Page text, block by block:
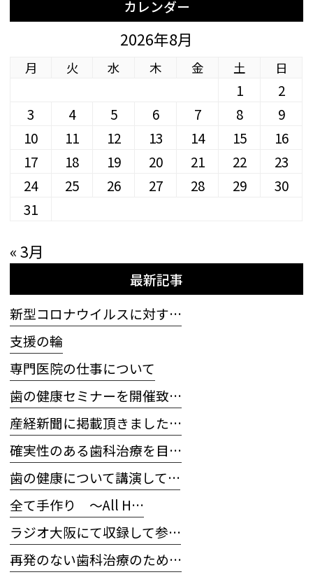
カレンダー
2026年8月
月 火 水 木 金 土 日
1
2
3
4 5 6 7 8
9
10
11 12 13 14 15
16
17
18 19 20 21 22
23
24
25 26 27 28 29
30
31
« 3月
最新記事
新型コロナウイルスに対す…
支援の輪
専門医院の仕事について
歯の健康セミナーを開催致…
産経新聞に掲載頂きました…
確実性のある歯科治療を目…
歯の健康について講演して…
全て手作り 〜All H…
ラジオ大阪にて収録して参…
再発のない歯科治療のため…